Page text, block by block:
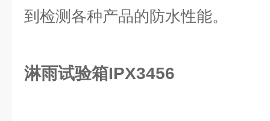
到检测各种产品的防水性能。
淋雨试验箱IPX3456